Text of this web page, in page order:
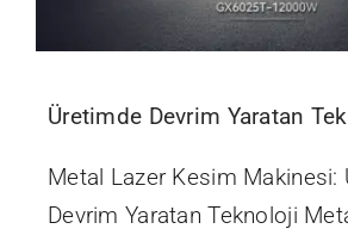
Üretimde Devrim Yaratan
Metal Lazer Kesim Makinesi:
Devrim Yaratan Teknoloji